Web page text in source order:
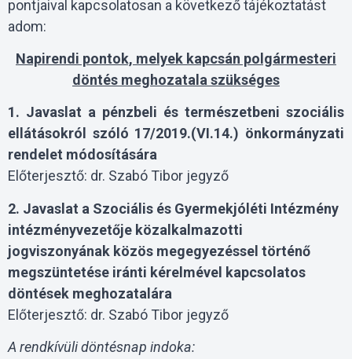
pontjaival kapcsolatosan a következő tájékoztatást
adom:
Napirendi pontok, melyek kapcsán polgármesteri
döntés meghozatala szükséges
1. Javaslat a pénzbeli és természetbeni szociális
ellátásokról szóló 17/2019.(VI.14.) önkormányzati
rendelet módosítására
Előterjesztő: dr. Szabó Tibor jegyző
2. Javaslat a Szociális és Gyermekjóléti Intézmény
intézményvezetője közalkalmazotti
jogviszonyának közös megegyezéssel történő
megszüntetése iránti kérelmével kapcsolatos
döntések meghozatalára
Előterjesztő: dr. Szabó Tibor jegyző
A rendkívüli döntésnap indoka: